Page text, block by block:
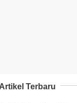
Artikel Terbaru